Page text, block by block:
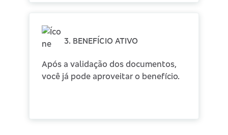
3. BENEFÍCIO ATIVO
Após a validação dos documentos,
você já pode aproveitar o benefício.